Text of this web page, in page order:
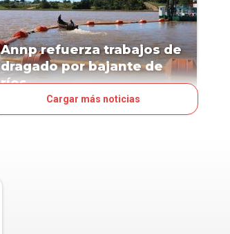
Annp refuerza trabajos de
dragado por bajante de
ríos
Cargar más noticias